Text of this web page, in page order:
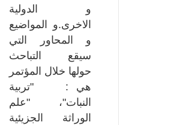
و الدولية
الاخرى.و المواضيع
و المحاور التي
سيقع التباحث
حولها خلال المؤتمر
هي : "تربية
النبات"، "علم
الوراثة الجزيئية